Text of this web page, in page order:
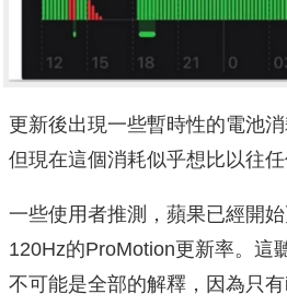
更新後出現一些暫時性的電池
但現在這個消耗似乎想比以往任
一些使用者推測，蘋果已經開
120Hz的ProMotion更新率。這
不可能是全部的解釋，因為只